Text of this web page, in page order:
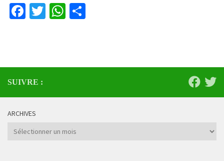
Facebook
TwitterWhatsApp
SUIVRE :
ARCHIVES
Archives